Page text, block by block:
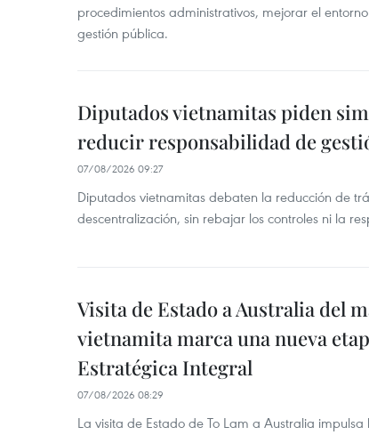
procedimientos administrativos, mejorar el
gestión pública.
Diputados vietnamitas piden
reducir responsabilidad de
07/08/2026 09:27
Diputados vietnamitas debaten la reducción de
descentralización, sin rebajar los controles ni la
Visita de Estado a Australia del
vietnamita marca una nueva
Estratégica Integral
07/08/2026 08:29
La visita de Estado de To Lam a Australia